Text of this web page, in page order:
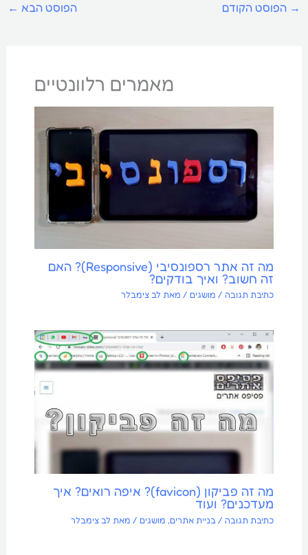
→ הפוסט הקודם הפוסט הבא ←
מאמרים רלוונטיים
מה זה אתר רספונסיבי (Responsive)? האם
זה חשוב? ואיך בודקים?
כתיבת תגובה / מושגים/ מאת לב צימבלר
מה זה פביקון (favicon)? איפה רואים? איך
מעדכנים? ועוד
כתיבת תגובה / בניית אתרים, מושגים/ מאת לב צימבלר